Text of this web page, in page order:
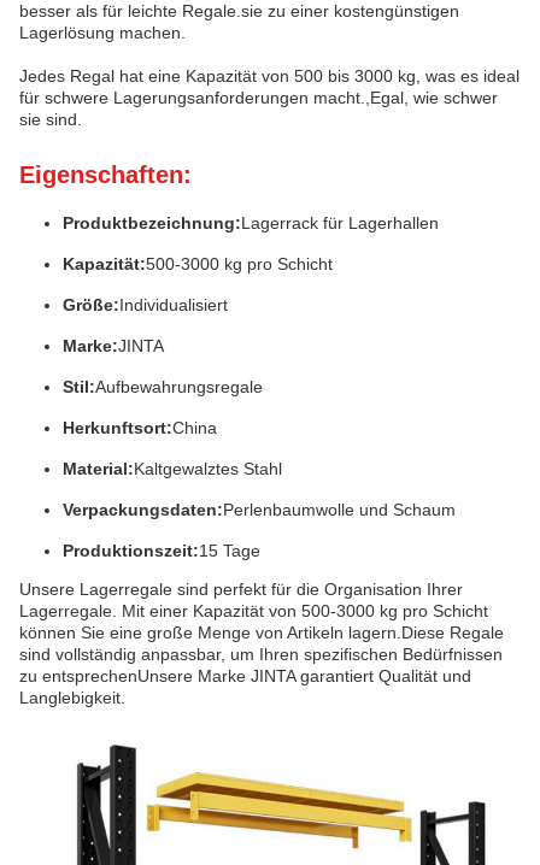
besser als für leichte Regale.sie zu einer kostengünstigen
Lagerlösung machen.
Jedes Regal hat eine Kapazität von 500 bis 3000 kg, was es ideal
für schwere Lagerungsanforderungen macht.,Egal, wie schwer
sie sind.
Eigenschaften:
Produktbezeichnung:Lagerrack für Lagerhallen
Kapazität:500-3000 kg pro Schicht
Größe:Individualisiert
Marke:JINTA
Stil:Aufbewahrungsregale
Herkunftsort:China
Material:Kaltgewalztes Stahl
Verpackungsdaten:Perlenbaumwolle und Schaum
Produktionszeit:15 Tage
Unsere Lagerregale sind perfekt für die Organisation Ihrer
Lagerregale. Mit einer Kapazität von 500-3000 kg pro Schicht
können Sie eine große Menge von Artikeln lagern.Diese Regale
sind vollständig anpassbar, um Ihren spezifischen Bedürfnissen
zu entsprechenUnsere Marke JINTA garantiert Qualität und
Langlebigkeit.